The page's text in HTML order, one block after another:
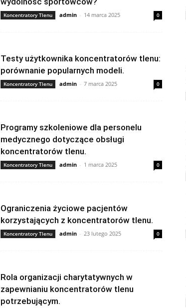
Koncentratory Tlenu admin - 14 marca 2025 0
Testy użytkownika koncentratorów tlenu:
porównanie popularnych modeli.
Koncentratory Tlenu admin - 7 marca 2025 0
Programy szkoleniowe dla personelu
medycznego dotyczące obsługi
koncentratorów tlenu.
Koncentratory Tlenu admin - 1 marca 2025 0
Ograniczenia życiowe pacjentów
korzystających z koncentratorów tlenu.
Koncentratory Tlenu admin - 23 lutego 2025 0
Rola organizacji charytatywnych w
zapewnianiu koncentratorów tlenu
potrzebującym.